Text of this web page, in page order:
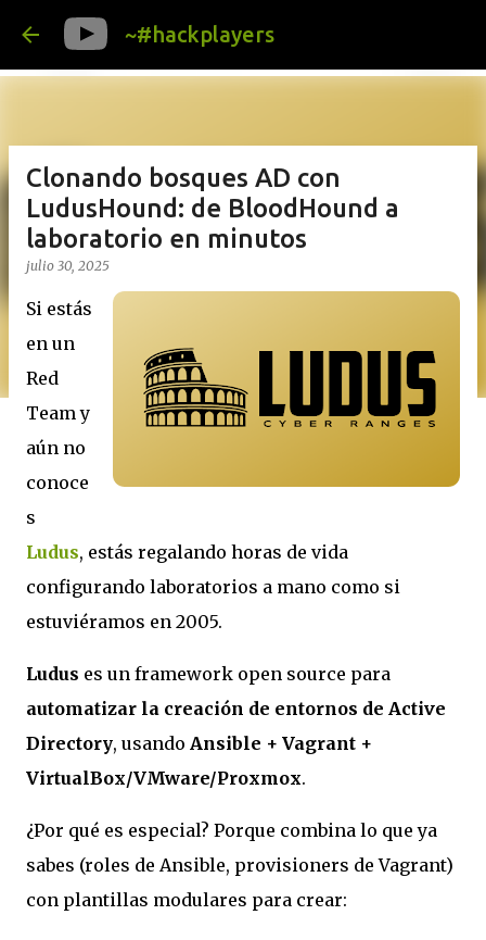
~#hackplayers
Clonando bosques AD con
LudusHound: de BloodHound a
laboratorio en minutos
julio 30, 2025
Si estás
en un
Red
Team y
aún no
conoce
s
Ludus, estás regalando horas de vida
configurando laboratorios a mano como si
estuviéramos en 2005.
Ludus es un framework open source para
automatizar la creación de entornos de Active
Directory, usando Ansible + Vagrant +
VirtualBox/VMware/Proxmox.
¿Por qué es especial? Porque combina lo que ya
sabes (roles de Ansible, provisioners de Vagrant)
con plantillas modulares para crear: